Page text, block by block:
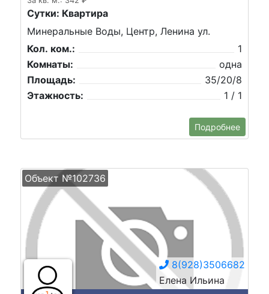
Сутки: Квартира
Минеральные Воды, Центр, Ленина ул.
Кол. ком.:
1
Комнаты:
одна
Площадь:
35/20/8
Этажность:
1 / 1
Подробнее
Объект №102736
8(928)3506682
Елена Ильина